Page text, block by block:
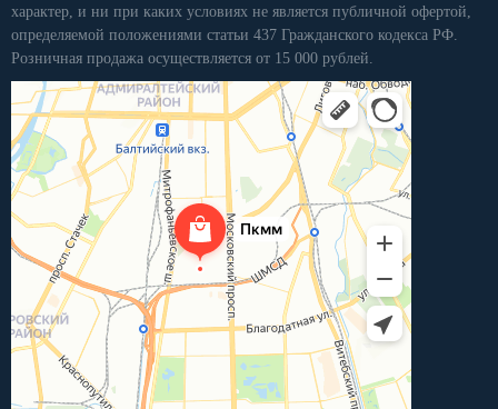
характер, и ни при каких условиях не является публичной офертой,
определяемой положениями статьи 437 Гражданского кодекса РФ.
Розничная продажа осуществляется от 15 000 рублей.